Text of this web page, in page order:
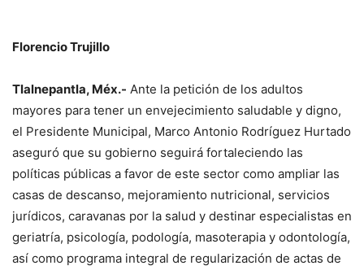
Florencio Trujillo
Tlalnepantla, Méx.- Ante la petición de los adultos
mayores para tener un envejecimiento saludable y digno,
el Presidente Municipal, Marco Antonio Rodríguez Hurtado
aseguró que su gobierno seguirá fortaleciendo las
políticas públicas a favor de este sector como ampliar las
casas de descanso, mejoramiento nutricional, servicios
jurídicos, caravanas por la salud y destinar especialistas en
geriatría, psicología, podología, masoterapia y odontología,
así como programa integral de regularización de actas de